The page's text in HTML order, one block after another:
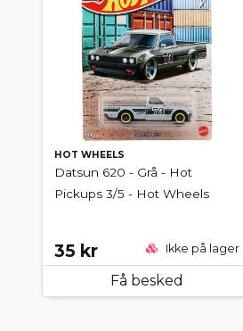
HOT WHEELS
Datsun 620 - Grå - Hot
Pickups 3/5 - Hot Wheels
35 kr Ikke på lager
Få besked